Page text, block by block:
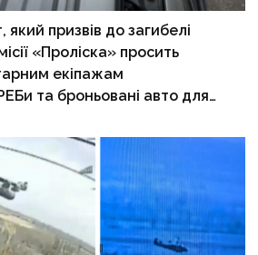
призвів до загибелі
«Проліска» просить
екіпажам
та броньовані авто для